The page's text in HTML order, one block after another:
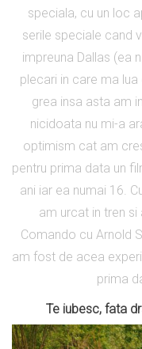
speciala, cu un loc
serile speciale cand
impreuna Dallas (ea
plecari in care ma
grea insa asta am
nicidoata nu mi-a
optimism cat am
pentru prima data un
ani iar ea numai 16.
am urcat in tren si
Comando cu Arnold
am fost de acea
prima
Te iubesc, fata